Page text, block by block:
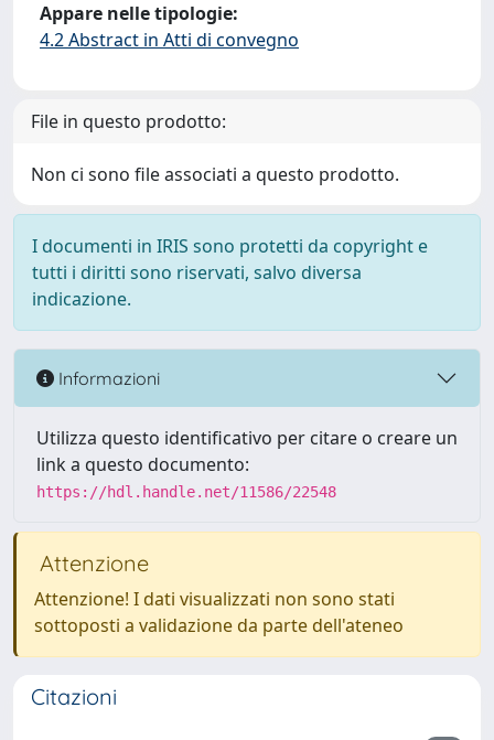
Appare nelle tipologie:
4.2 Abstract in Atti di convegno
File in questo prodotto:
Non ci sono file associati a questo prodotto.
I documenti in IRIS sono protetti da copyright e
tutti i diritti sono riservati, salvo diversa
indicazione.
Informazioni
Utilizza questo identificativo per citare o creare un
link a questo documento:
https://hdl.handle.net/11586/22548
Attenzione
Attenzione! I dati visualizzati non sono stati
sottoposti a validazione da parte dell'ateneo
Citazioni